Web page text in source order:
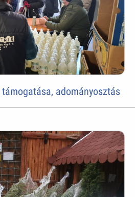
adományosztás